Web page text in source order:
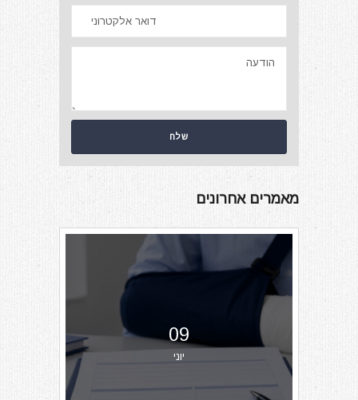
מאמרים אחרונים
09
יוני